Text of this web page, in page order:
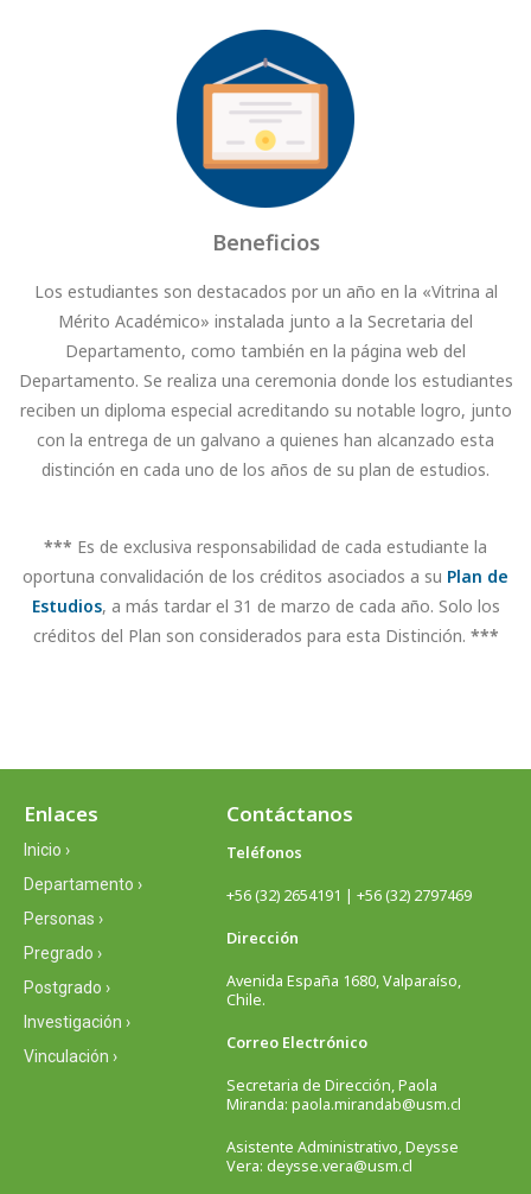
Beneficios
Los estudiantes son destacados por un año en la «Vitrina al
Mérito Académico» instalada junto a la Secretaria del
Departamento, como también en la página web del
Departamento. Se realiza una ceremonia donde los estudiantes
reciben un diploma especial acreditando su notable logro, junto
con la entrega de un galvano a quienes han alcanzado esta
distinción en cada uno de los años de su plan de estudios.
*** Es de exclusiva responsabilidad de cada estudiante la
oportuna convalidación de los créditos asociados a su Plan de
Estudios, a más tardar el 31 de marzo de cada año. Solo los
créditos del Plan son considerados para esta Distinción. ***
Enlaces
Inicio ›
Departamento ›
Personas ›
Pregrado ›
Postgrado ›
Investigación ›
Vinculación ›
Contáctanos
Teléfonos
+56 (32) 2654191 | +56 (32) 2797469
Dirección
Avenida España 1680, Valparaíso,
Chile.
Correo Electrónico
Secretaria de Dirección, Paola
Miranda: paola.mirandab@usm.cl
Asistente Administrativo, Deysse
Vera: deysse.vera@usm.cl